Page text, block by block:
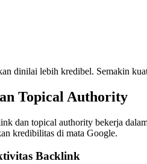
dinilai lebih kredibel. Semakin
Topical Authority
dan topical authority bekerja
kredibilitas di mata Google.
Backlink